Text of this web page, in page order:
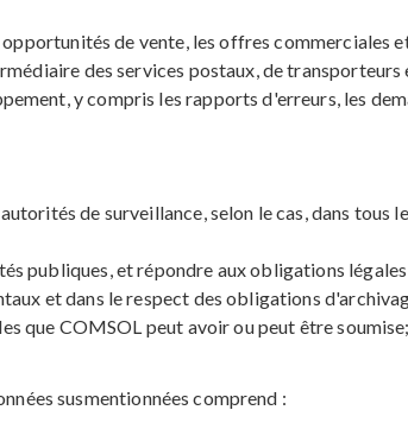
de vente, les offres commerciales
des services postaux, de
y compris les rapports d'erreurs, les
de surveillance, selon le cas, dans tous
publiques, et répondre aux obligations
et dans le respect des obligations
que COMSOL peut avoir ou peut être
susmentionnées comprend :